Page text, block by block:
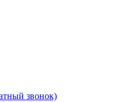
звонок)